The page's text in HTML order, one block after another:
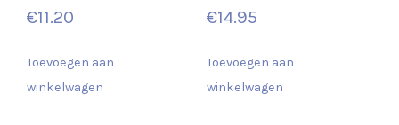
€11.20
Toevoegen aan
winkelwagen
€14.95
Toevoegen aan
winkelwagen